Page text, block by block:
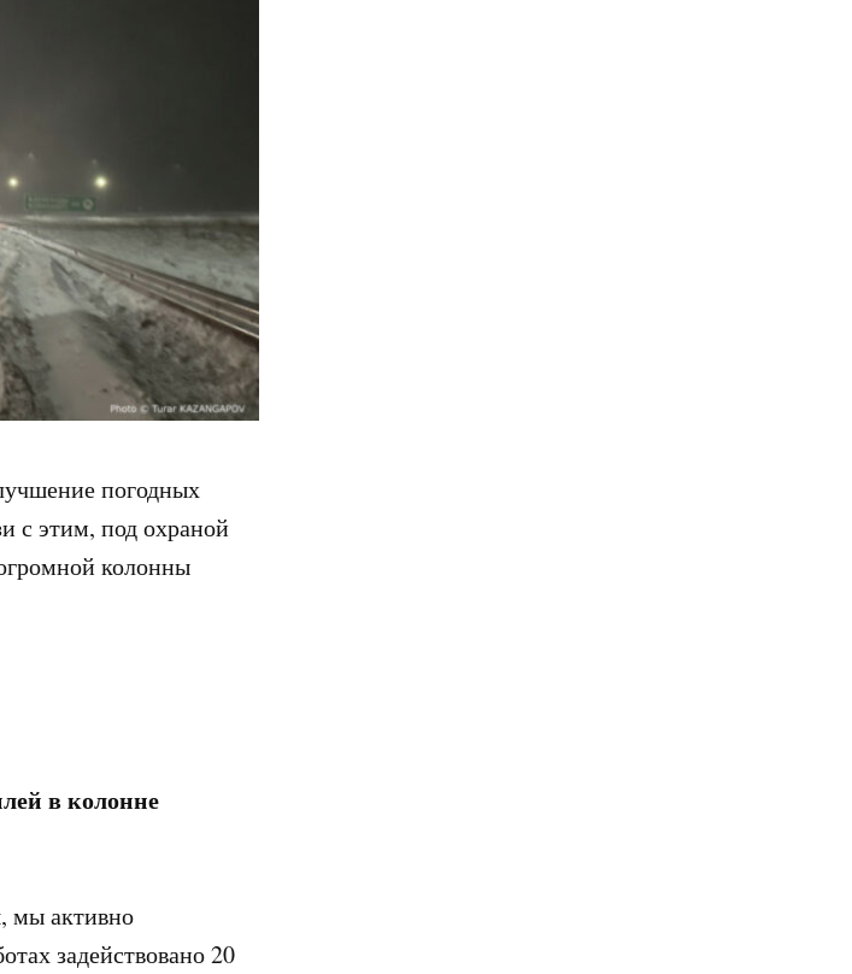
погодных
с этим, под охраной
колонны
в колонне
мы активно
задействовано 20